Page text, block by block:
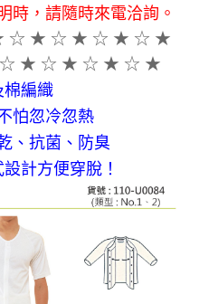
時，請隨時來電洽詢。
☆ ★ ☆ ★ ☆ ★ ☆ ★
★ ☆ ★ ☆ ★ ☆ ★
棉編織
怕忽冷忽熱
、抗菌、防臭
計方便穿脫！